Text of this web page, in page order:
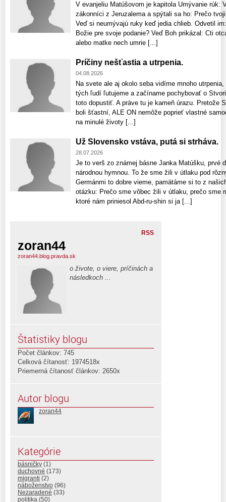
V evanjeliu Matúšovom je kapitola Umývanie rúk:
zákonníci z Jeruzalema a spýtali sa ho: Prečo
Veď si neumývajú ruky keď jedia chlieb. Odvetil
Božie pre svoje podanie? Veď Boh prikázal: Cti
alebo matke nech umrie [...]
Príčiny nešťastia a utrpenia.
04.08.2026
Na svete ale aj okolo seba vidíme mnoho
tých ľudí ľutujeme a začíname pochybovať o
toto dopustiť. A práve tu je kameň úrazu. Pretože
boli šťastní, ALE ON nemôže poprieť vlastné
na minulé životy [...]
Už Slovensko vstáva, putá si strháva.
28.07.2026
Je to verš zo známej básne Janka Matúšku, prvé
národnou hymnou. To že sme žili v útlaku pod
Germánmi to dobre vieme, pamätáme si to z
otázku: Prečo sme vôbec žili v útlaku, prečo sme
ktoré nám priniesol Abd-ru-shin si ja [...]
RSS
zoran44
zoran44.blog.pravda.sk
o živote, o viere, príčinách a
následkoch ...
Štatistiky blogu
Počet článkov: 745
Celková čítanosť: 1974518x
Priemerná čítanosť článkov: 2650x
Autor blogu
zoran44
Kategórie
básničky (1)
duchovné (173)
migranti (2)
náboženstvo (96)
Nezaradené (33)
politika (50)